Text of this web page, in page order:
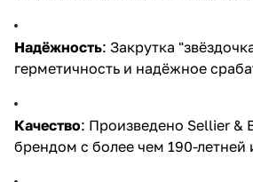
Надёжность: Закрутка
герметичность и надёжное
Качество: Произведено Sellier &
брендом с более чем 190-летней